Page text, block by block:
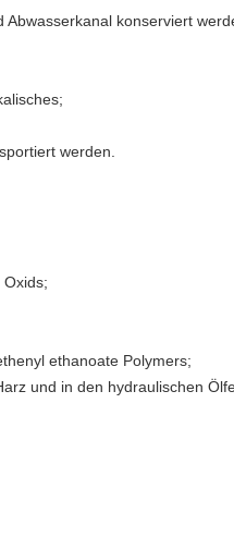
konserviert
werden.
ethanoate Polymers;
und in den hydraulischen